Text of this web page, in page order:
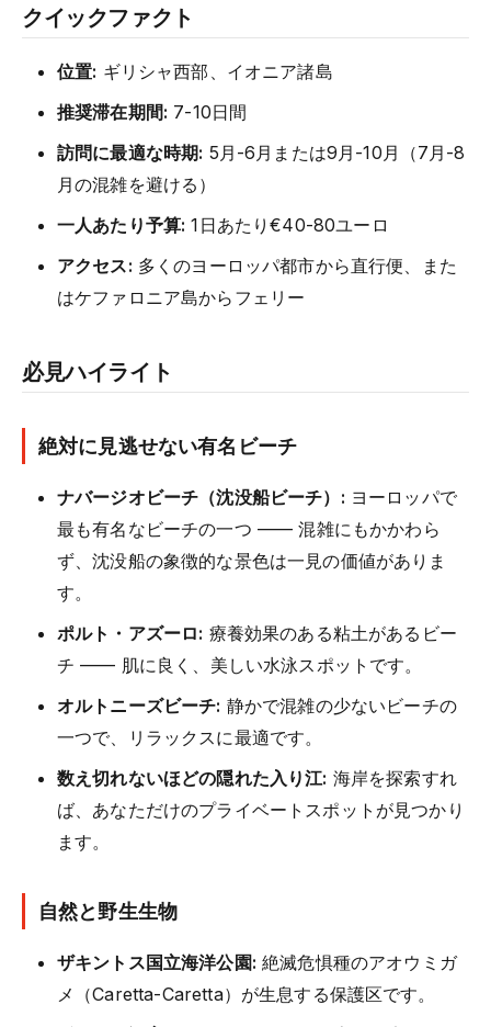
クイックファクト
位置: ギリシャ西部、イオニア諸島
推奨滞在期間: 7-10日間
訪問に最適な時期: 5月-6月または9月-10月（7月-8
月の混雑を避ける）
一人あたり予算: 1日あたり€40-80ユーロ
アクセス: 多くのヨーロッパ都市から直行便、また
はケファロニア島からフェリー
必見ハイライト
絶対に見逃せない有名ビーチ
ナバージオビーチ（沈没船ビーチ）: ヨーロッパで
最も有名なビーチの一つ —— 混雑にもかかわら
ず、沈没船の象徴的な景色は一見の価値がありま
す。
ポルト・アズーロ: 療養効果のある粘土があるビー
チ —— 肌に良く、美しい水泳スポットです。
オルトニーズビーチ: 静かで混雑の少ないビーチの
一つで、リラックスに最適です。
数え切れないほどの隠れた入り江: 海岸を探索すれ
ば、あなただけのプライベートスポットが見つかり
ます。
自然と野生生物
ザキントス国立海洋公園: 絶滅危惧種のアオウミガ
メ（Caretta-Caretta）が生息する保護区です。